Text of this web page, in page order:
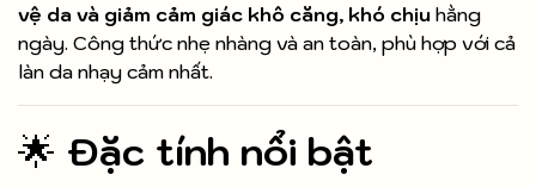
vệ da và giảm cảm giác khô căng, khó chịu hằng
ngày. Công thức nhẹ nhàng và an toàn, phù hợp với cả
làn da nhạy cảm nhất.
🌟 Đặc tính nổi bật